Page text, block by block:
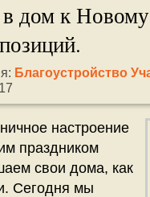
дом к
Благоустройство
настроение
праздником
свои дома, как
Сегодня мы